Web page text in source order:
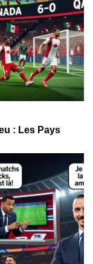
: Les Pays